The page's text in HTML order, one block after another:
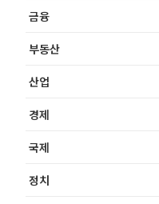
금융
부동산
산업
경제
국제
정치